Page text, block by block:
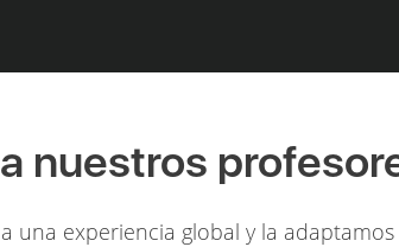
nuestros
una experiencia global y la